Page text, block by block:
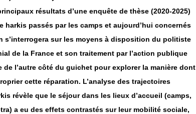
résultats d’une enquête de thèse (2020-2025)
harkis passés par les camps et aujourd’hui concernés
s’interrogera sur les moyens à disposition du politiste
de la France et son traitement par l’action publique
l’autre côté du guichet pour explorer la manière dont
cette réparation. L’analyse des trajectoires
révèle que le séjour dans les lieux d’accueil (camps,
a eu des effets contrastés sur leur mobilité sociale,